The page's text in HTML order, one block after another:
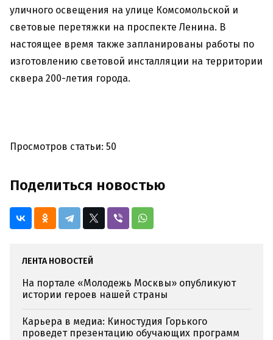
уличного освещения на улице Комсомольской и
световые перетяжки на проспекте Ленина. В
настоящее время также запланированы работы по
изготовлению световой инсталляции на территории
сквера 200-летия города.
Просмотров статьи: 50
Поделиться новостью
ЛЕНТА НОВОСТЕЙ
На портале «Молодежь Москвы» опубликуют
истории героев нашей страны
Карьера в медиа: Киностудия Горького
проведет презентацию обучающих программ